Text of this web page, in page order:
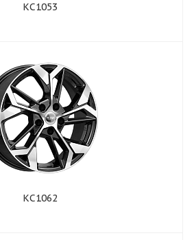
КС1053
КС1062